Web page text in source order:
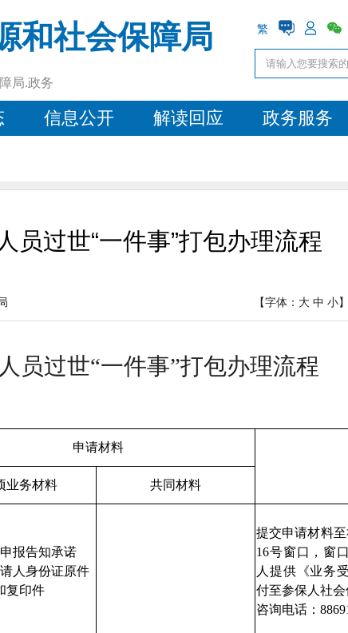
和社会保障局
局.政务
繁
信息公开 解读回应 政务服务
员过世“一件事”打包办理流程
【字体： 大 中 小】
员过世“一件事”打包办理流程
申请材料
业务材料
共同材料
申报告知承诺
人身份证原件
复印件
提交申请材料
16号窗口，窗
人提供《业务
付至参保人社会
咨询电话：